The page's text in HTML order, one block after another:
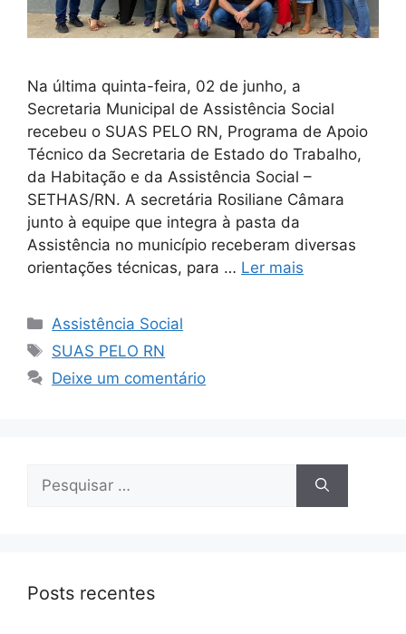
Na última quinta-feira, 02 de junho, a
Secretaria Municipal de Assistência Social
recebeu o SUAS PELO RN, Programa de Apoio
Técnico da Secretaria de Estado do Trabalho,
da Habitação e da Assistência Social –
SETHAS/RN. A secretária Rosiliane Câmara
junto à equipe que integra à pasta da
Assistência no município receberam diversas
orientações técnicas, para … Ler mais
Assistência Social
SUAS PELO RN
Deixe um comentário
Posts recentes